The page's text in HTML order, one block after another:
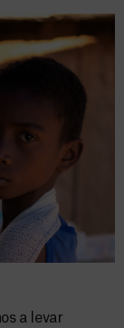
a levar